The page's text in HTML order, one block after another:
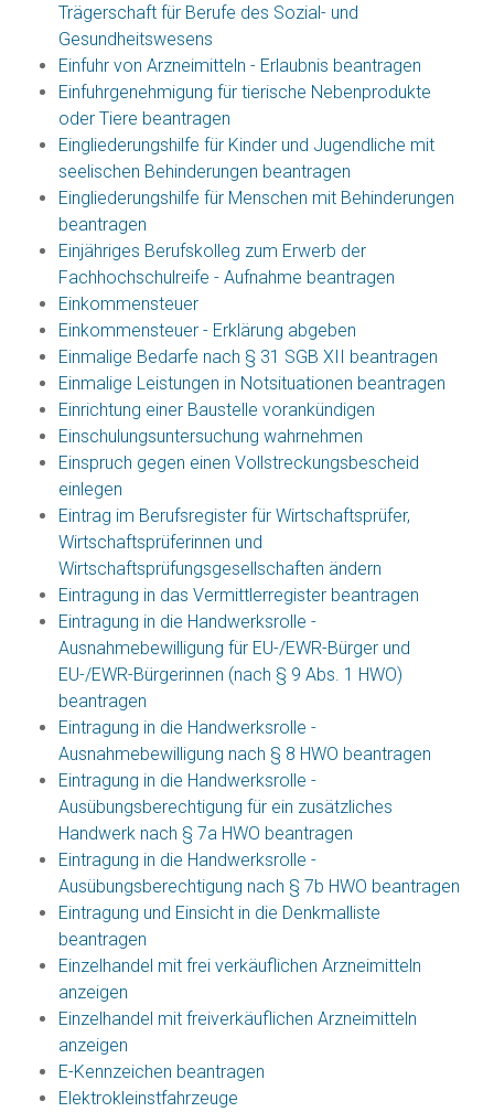
Trägerschaft für Berufe des Sozial- und
Gesundheitswesens
Einfuhr von Arzneimitteln - Erlaubnis beantragen
Einfuhrgenehmigung für tierische Nebenprodukte
oder Tiere beantragen
Eingliederungshilfe für Kinder und Jugendliche mit
seelischen Behinderungen beantragen
Eingliederungshilfe für Menschen mit Behinderungen
beantragen
Einjähriges Berufskolleg zum Erwerb der
Fachhochschulreife - Aufnahme beantragen
Einkommensteuer
Einkommensteuer - Erklärung abgeben
Einmalige Bedarfe nach § 31 SGB XII beantragen
Einmalige Leistungen in Notsituationen beantragen
Einrichtung einer Baustelle vorankündigen
Einschulungsuntersuchung wahrnehmen
Einspruch gegen einen Vollstreckungsbescheid
einlegen
Eintrag im Berufsregister für Wirtschaftsprüfer,
Wirtschaftsprüferinnen und
Wirtschaftsprüfungsgesellschaften ändern
Eintragung in das Vermittlerregister beantragen
Eintragung in die Handwerksrolle -
Ausnahmebewilligung für EU-/EWR-Bürger und
EU-/EWR-Bürgerinnen (nach § 9 Abs. 1 HWO)
beantragen
Eintragung in die Handwerksrolle -
Ausnahmebewilligung nach § 8 HWO beantragen
Eintragung in die Handwerksrolle -
Ausübungsberechtigung für ein zusätzliches
Handwerk nach § 7a HWO beantragen
Eintragung in die Handwerksrolle -
Ausübungsberechtigung nach § 7b HWO beantragen
Eintragung und Einsicht in die Denkmalliste
beantragen
Einzelhandel mit frei verkäuflichen Arzneimitteln
anzeigen
Einzelhandel mit freiverkäuflichen Arzneimitteln
anzeigen
E-Kennzeichen beantragen
Elektrokleinstfahrzeuge